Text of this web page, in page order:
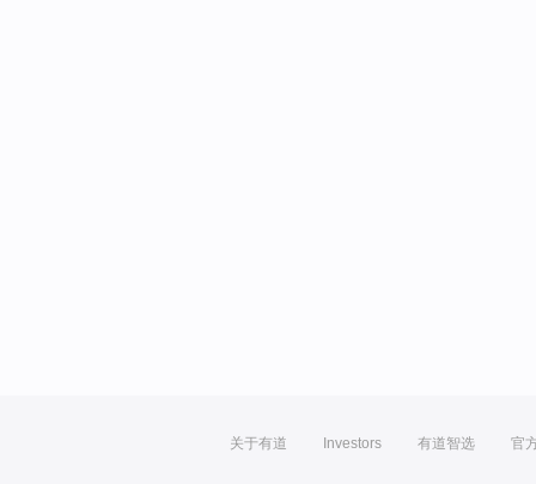
关于有道 Investors 有道智选 官